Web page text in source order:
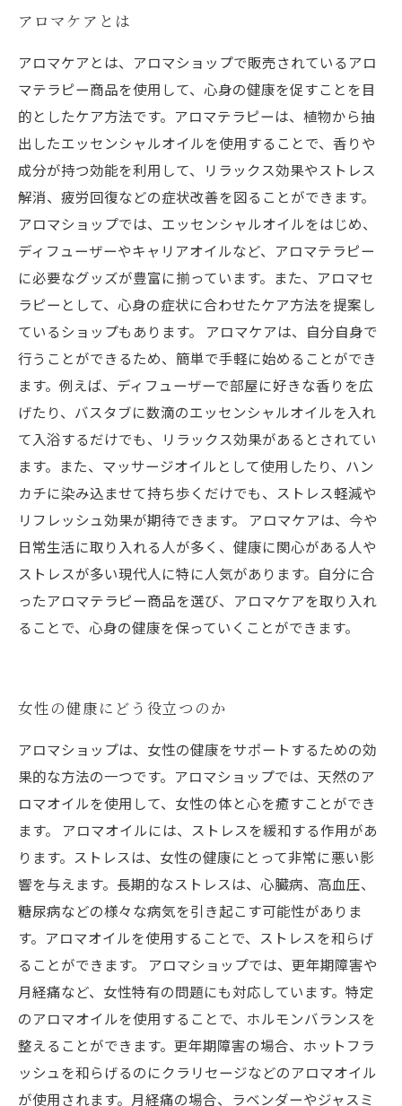
アロマケアとは
アロマケアとは、アロマショップで販売されているアロ
マテラピー商品を使用して、心身の健康を促すことを目
的としたケア方法です。アロマテラピーは、植物から抽
出したエッセンシャルオイルを使用することで、香りや
成分が持つ効能を利用して、リラックス効果やストレス
解消、疲労回復などの症状改善を図ることができます。
アロマショップでは、エッセンシャルオイルをはじめ、
ディフューザーやキャリアオイルなど、アロマテラピー
に必要なグッズが豊富に揃っています。また、アロマセ
ラピーとして、心身の症状に合わせたケア方法を提案し
ているショップもあります。 アロマケアは、自分自身で
行うことができるため、簡単で手軽に始めることができ
ます。例えば、ディフューザーで部屋に好きな香りを広
げたり、バスタブに数滴のエッセンシャルオイルを入れ
て入浴するだけでも、リラックス効果があるとされてい
ます。また、マッサージオイルとして使用したり、ハン
カチに染み込ませて持ち歩くだけでも、ストレス軽減や
リフレッシュ効果が期待できます。 アロマケアは、今や
日常生活に取り入れる人が多く、健康に関心がある人や
ストレスが多い現代人に特に人気があります。自分に合
ったアロマテラピー商品を選び、アロマケアを取り入れ
ることで、心身の健康を保っていくことができます。
女性の健康にどう役立つのか
アロマショップは、女性の健康をサポートするための効
果的な方法の一つです。アロマショップでは、天然のア
ロマオイルを使用して、女性の体と心を癒すことができ
ます。 アロマオイルには、ストレスを緩和する作用があ
ります。ストレスは、女性の健康にとって非常に悪い影
響を与えます。長期的なストレスは、心臓病、高血圧、
糖尿病などの様々な病気を引き起こす可能性がありま
す。アロマオイルを使用することで、ストレスを和らげ
ることができます。 アロマショップでは、更年期障害や
月経痛など、女性特有の問題にも対応しています。特定
のアロマオイルを使用することで、ホルモンバランスを
整えることができます。更年期障害の場合、ホットフラ
ッシュを和らげるのにクラリセージなどのアロマオイル
が使用されます。月経痛の場合、ラベンダーやジャスミ